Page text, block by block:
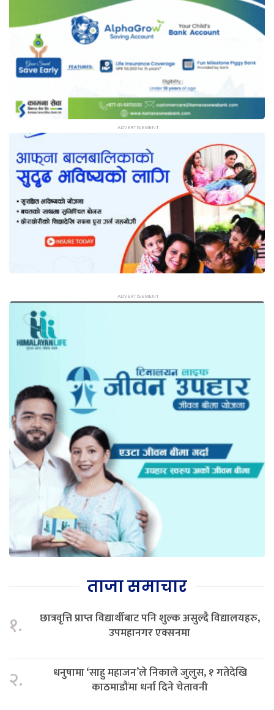
ताजा समाचार
१.
छात्रवृत्ति प्राप्त विद्यार्थीबाट पनि शुल्क असुल्दै विद्यालयहरु,
उपमहानगर एक्सनमा
२.
धनुषामा ‘साहु महाजन’ले निकाले जुलुस, १ गतेदेखि
काठमाडौंमा धर्ना दिने चेतावनी